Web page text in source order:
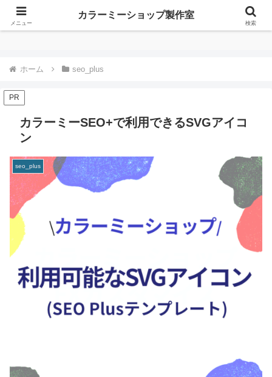
カラーミーショップ製作室
ホーム seo_plus
PR
カラーミーSEO+で利用できるSVGアイコ
ン
seo_plus
メニュー
カラーミーショップ製作室
検索